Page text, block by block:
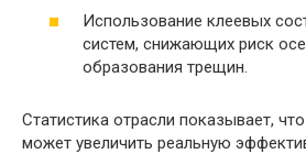
Использование клеевых
систем, снижающих риск
образования трещин.
Статистика отрасли показывает,
может увеличить реальную